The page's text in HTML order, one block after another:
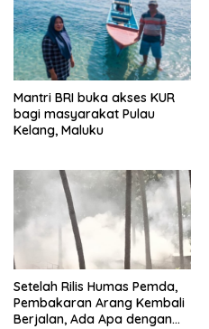
Mantri BRI buka akses KUR
bagi masyarakat Pulau
Kelang, Maluku
Setelah Rilis Humas Pemda,
Pembakaran Arang Kembali
Berjalan, Ada Apa dengan